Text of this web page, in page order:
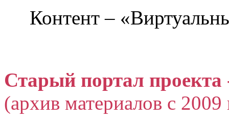
Контент –
Старый портал
(архив материалов с